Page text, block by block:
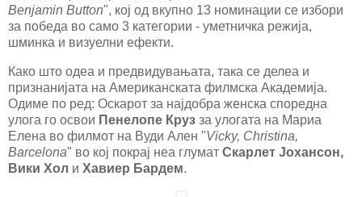
Benjamin Button", кој од вкупно 13 номинации се избори
за победа во само 3 категории - уметничка режија,
шминка и визуелни ефекти.
Како што одеа и предвидувањата, така се делеа и
признанијата на Американската филмска Академија.
Одиме по ред: Оскарот за најдобра женска споредна
улога го освои Пенелопе Круз за улогата на Мариа
Елена во филмот на Вуди Ален "Vicky, Christina,
Barcelona" во кој покрај неа глумат Скарлет Јохансон,
Вики Хол и Хавиер Бардем.